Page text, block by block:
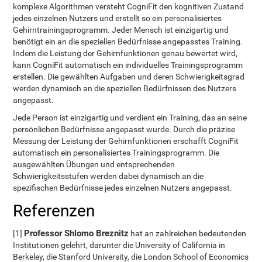
komplexe Algorithmen versteht CogniFit den kognitiven Zustand
jedes einzelnen Nutzers und erstellt so ein personalisiertes
Gehirntrainingsprogramm. Jeder Mensch ist einzigartig und
benötigt ein an die speziellen Bedürfnisse angepasstes Training.
Indem die Leistung der Gehirnfunktionen genau bewertet wird,
kann CogniFit automatisch ein individuelles Trainingsprogramm
erstellen. Die gewählten Aufgaben und deren Schwierigkeitsgrad
werden dynamisch an die speziellen Bedürfnissen des Nutzers
angepasst.
Jede Person ist einzigartig und verdient ein Training, das an seine
persönlichen Bedürfnisse angepasst wurde. Durch die präzise
Messung der Leistung der Gehirnfunktionen erschafft CogniFit
automatisch ein personalisiertes Trainingsprogramm. Die
ausgewählten Übungen und entsprechenden
Schwierigkeitsstufen werden dabei dynamisch an die
spezifischen Bedürfnisse jedes einzelnen Nutzers angepasst.
Referenzen
[1] Professor Shlomo Breznitz hat an zahlreichen bedeutenden
Institutionen gelehrt, darunter die University of California in
Berkeley, die Stanford University, die London School of Economics